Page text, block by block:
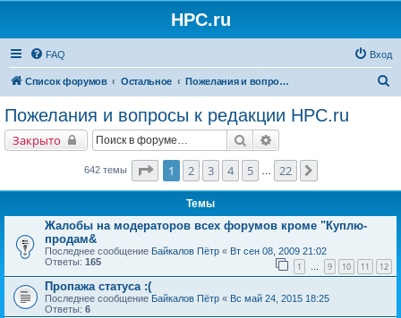
HPC.ru
FAQ Вход
Список форумов Остальное Пожелания и вопросы к редакции HPC.ru
Пожелания и вопросы к редакции HPC.ru
Закрыто Поиск
642 темы Страница1 из
1 2 3 4 5 22
Темы
Жалобы на модераторов всех форумов кроме "Куплю-
продам&
Последнее сообщение Байкалов Пётр « Вт сен 08, 2009 21:02
Ответы: 165 1 … 9 10 11 12
Пропажа статуса :(
Последнее сообщение Байкалов Пётр « Вс май 24, 2015 18:25
Ответы: 6